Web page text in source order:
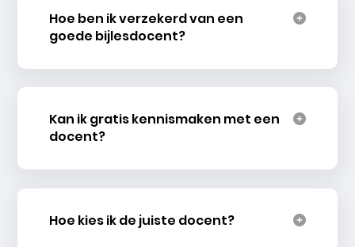
Hoe ben ik verzekerd van een
goede bijlesdocent?
Kan ik gratis kennismaken met een
docent?
Hoe kies ik de juiste docent?